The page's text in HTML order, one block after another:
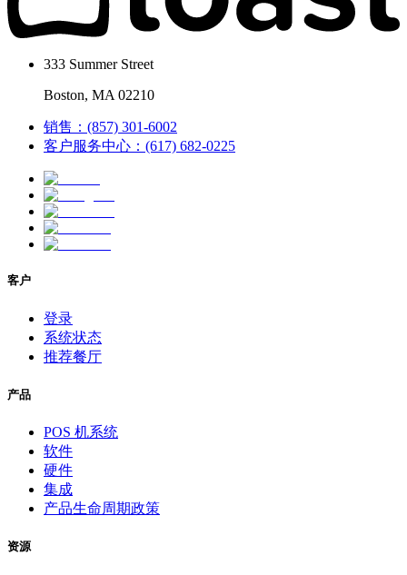
333 Summer Street
Boston, MA 02210
销售：(857) 301-6002
客户服务中心：(617) 682-0225
客户
登录
系统状态
推荐餐厅
产品
POS 机系统
软件
硬件
集成
产品生命周期政策
资源